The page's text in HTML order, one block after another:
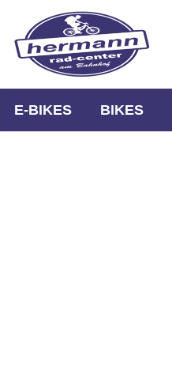
E-BIKES BIKES